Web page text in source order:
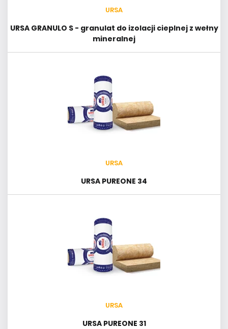
URSA
URSA GRANULO S - granulat do izolacji cieplnej z wełny
mineralnej
URSA
URSA PUREONE 34
URSA
URSA PUREONE 31